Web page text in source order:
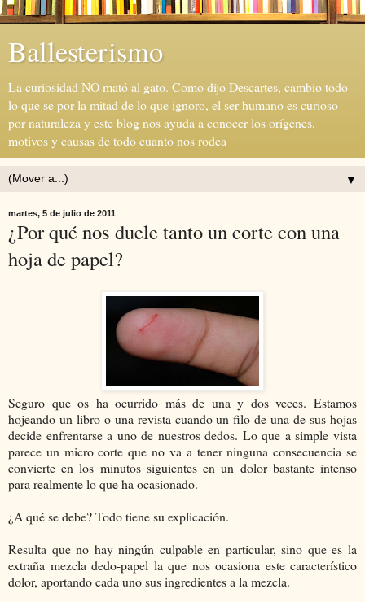
Ballesterismo
La curiosidad NO mató al gato. Como dijo Descartes, cambio todo
lo que se por la mitad de lo que ignoro, el ser humano es curioso
por naturaleza y este blog nos ayuda a conocer los orígenes,
motivos y causas de todo cuanto nos rodea
▼
martes, 5 de julio de 2011
¿Por qué nos duele tanto un corte con una
hoja de papel?
Seguro que os ha ocurrido más de una y dos veces. Estamos
hojeando un libro o una revista cuando un filo de una de sus hojas
decide enfrentarse a uno de nuestros dedos. Lo que a simple vista
parece un micro corte que no va a tener ninguna consecuencia se
convierte en los minutos siguientes en un dolor bastante intenso
para realmente lo que ha ocasionado.
¿A qué se debe? Todo tiene su explicación.
Resulta que no hay ningún culpable en particular, sino que es la
extraña mezcla dedo-papel la que nos ocasiona este característico
dolor, aportando cada uno sus ingredientes a la mezcla.